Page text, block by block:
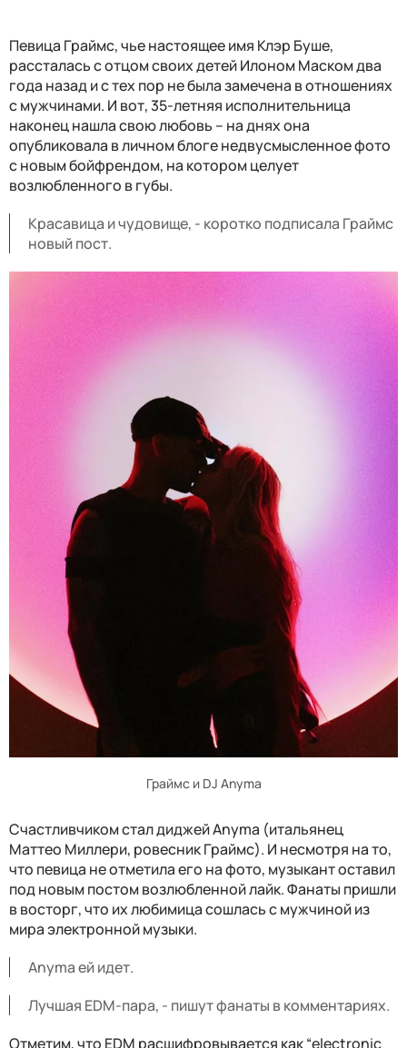
Певица Граймс, чье настоящее имя Клэр Буше,
рассталась с отцом своих детей Илоном Маском два
года назад и с тех пор не была замечена в отношениях
с мужчинами. И вот, 35-летняя исполнительница
наконец нашла свою любовь – на днях она
опубликовала в личном блоге недвусмысленное фото
с новым бойфрендом, на котором целует
возлюбленного в губы.
Красавица и чудовище, - коротко подписала Граймс
новый пост.
Граймс и DJ Anyma
Счастливчиком стал диджей Anyma (итальянец
Маттео Миллери, ровесник Граймс). И несмотря на то,
что певица не отметила его на фото, музыкант оставил
под новым постом возлюбленной лайк. Фанаты пришли
в восторг, что их любимица сошлась с мужчиной из
мира электронной музыки.
Anyma ей идет.
Лучшая EDM-пара, - пишут фанаты в комментариях.
Отметим, что EDM расшифровывается как “electronic